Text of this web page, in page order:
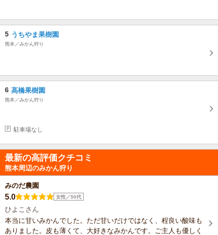
5 うちやま果樹園
熊本／みかん狩り
6 高橋果樹園
熊本／みかん狩り
駐車場なし
最新の高評価クチコミ
熊本周辺のみかん狩り
みのだ農園
5.0 女性／50代
ひよこさん
本当に甘いみかんでした。ただ甘いだけではなく、程良い酸味も
ありました。皮も薄くて、大好きなみかんです。ご主人も優しく